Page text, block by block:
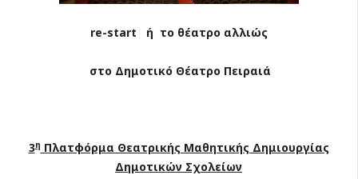
re-start ή το θέατρο αλλιώς
στο Δημοτικό Θέατρο Πειραιά
3η Πλατφόρμα Θεατρικής Μαθητικής Δημιουργίας
Δημοτικών Σχολείων